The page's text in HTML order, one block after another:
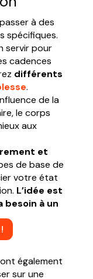
à des
spécifiques.
servir pour
cadences
différents
.
de la
le corps
aux
et
de base de
votre état
L’idée est
besoin à un
également
sur une